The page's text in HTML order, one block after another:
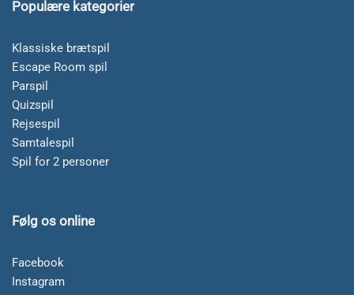
Populære kategorier
Klassiske brætspil
Escape Room spil
Parspil
Quizspil
Rejsespil
Samtalespil
Spil for 2 personer
Følg os online
Facebook
Instagram